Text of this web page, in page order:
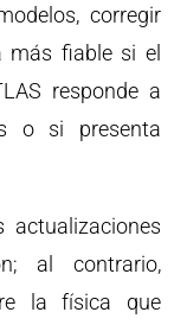
corregir
más fiable si el
responde a
o si presenta
actualizaciones
al contrario,
la física que